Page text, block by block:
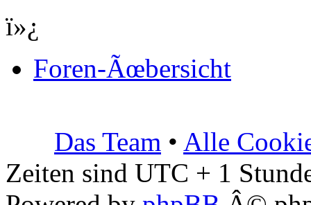
ï»¿
Foren-Ãœbersicht
Das Team • Alle
Zeiten sind UTC + 1